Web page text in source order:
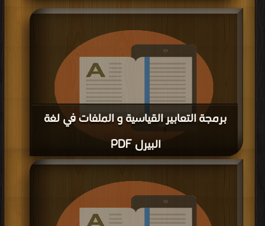
برمجة التعابير القياسية و الملفات في لغة
البيرل PDF
قراءة و تحميل كتاب برمجة التعابير القياسية و الملفات في لغة البيرل PDF مجانا